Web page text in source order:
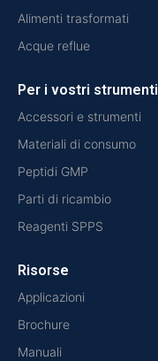
Alimenti trasformati
Acque reflue
Per i vostri strumenti
Accessori e strumenti
Materiali di consumo
Peptidi GMP
Parti di ricambio
Reagenti SPPS
Risorse
Applicazioni
Brochure
Manuali